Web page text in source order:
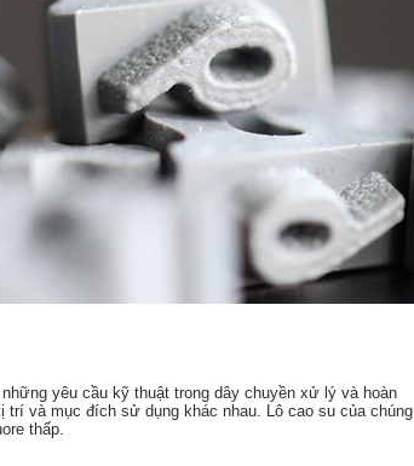
yêu cầu kỹ thuật trong dây chuyền xử lý và hoàn
và mục đích sử dụng khác nhau. Lô cao su của chúng
thấp.